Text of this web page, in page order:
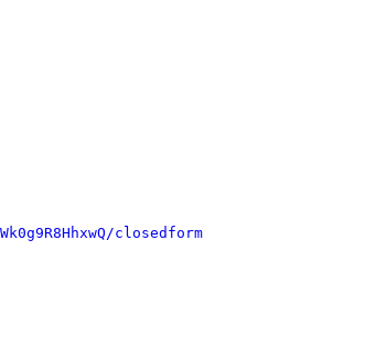
closedform